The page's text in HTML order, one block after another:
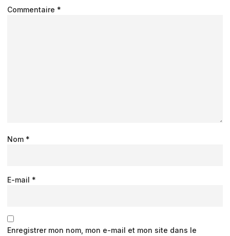
Commentaire *
Nom *
E-mail *
Enregistrer mon nom, mon e-mail et mon site dans le